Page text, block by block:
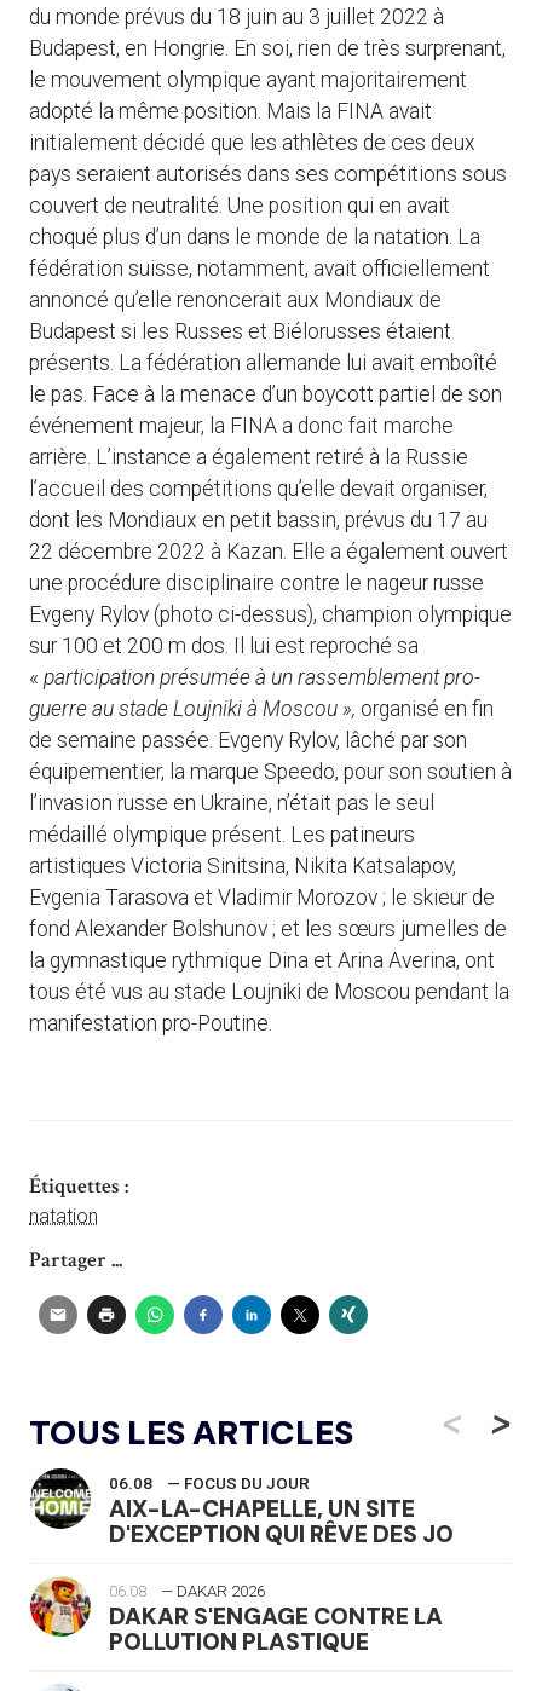
du monde prévus du 18 juin au 3 juillet 2022 à
Budapest, en Hongrie. En soi, rien de très surprenant,
le mouvement olympique ayant majoritairement
adopté la même position. Mais la FINA avait
initialement décidé que les athlètes de ces deux
pays seraient autorisés dans ses compétitions sous
couvert de neutralité. Une position qui en avait
choqué plus d’un dans le monde de la natation. La
fédération suisse, notamment, avait officiellement
annoncé qu’elle renoncerait aux Mondiaux de
Budapest si les Russes et Biélorusses étaient
présents. La fédération allemande lui avait emboîté
le pas. Face à la menace d’un boycott partiel de son
événement majeur, la FINA a donc fait marche
arrière. L’instance a également retiré à la Russie
l’accueil des compétitions qu’elle devait organiser,
dont les Mondiaux en petit bassin, prévus du 17 au
22 décembre 2022 à Kazan. Elle a également ouvert
une procédure disciplinaire contre le nageur russe
Evgeny Rylov (photo ci-dessus), champion olympique
sur 100 et 200 m dos. Il lui est reproché sa
« participation présumée à un rassemblement pro-
guerre au stade Loujniki à Moscou », organisé en fin
de semaine passée. Evgeny Rylov, lâché par son
équipementier, la marque Speedo, pour son soutien à
l’invasion russe en Ukraine, n’était pas le seul
médaillé olympique présent. Les patineurs
artistiques Victoria Sinitsina, Nikita Katsalapov,
Evgenia Tarasova et Vladimir Morozov ; le skieur de
fond Alexander Bolshunov ; et les sœurs jumelles de
la gymnastique rythmique Dina et Arina Averina, ont
tous été vus au stade Loujniki de Moscou pendant la
manifestation pro-Poutine.
Étiquettes :
natation
Partager ...
TOUS LES ARTICLES <
06.08 — FOCUS DU JOUR
AIX-LA-CHAPELLE, UN SITE
D'EXCEPTION QUI RÊVE DES JO
06.08 — DAKAR 2026
DAKAR S'ENGAGE CONTRE LA
POLLUTION PLASTIQUE
>